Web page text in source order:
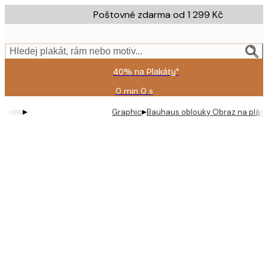
to
content.
Poštovné zdarma od 1 299 Kč
Hledej plakát, rám nebo motiv...
40% na Plakáty*
0 min 0 s
Platné
do:
2026-
▸ Graphic▸Bauhaus oblouky Obraz na